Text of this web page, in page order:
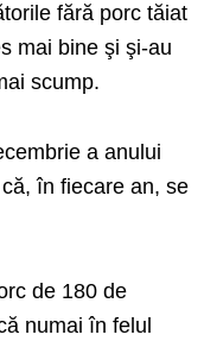
fără porc tăiat
mai bine şi şi-au
scump.
a anului
în fiecare an, se
de 180 de
numai în felul